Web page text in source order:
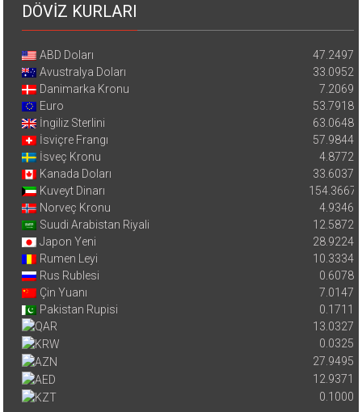
DÖVİZ KURLARI
ABD Doları
47.2497
Avustralya Doları
33.0952
Danimarka Kronu
7.2069
Euro
53.7918
İngiliz Sterlini
63.0648
İsviçre Frangı
57.9844
İsveç Kronu
4.8772
Kanada Doları
33.6037
Kuveyt Dinarı
154.3667
Norveç Kronu
4.9346
Suudi Arabistan Riyali
12.5872
Japon Yeni
28.9224
Rumen Leyi
10.3334
Rus Rublesi
0.6078
Çin Yuanı
7.0147
Pakistan Rupisi
0.1711
13.0327
0.0325
27.9495
12.9371
0.1000